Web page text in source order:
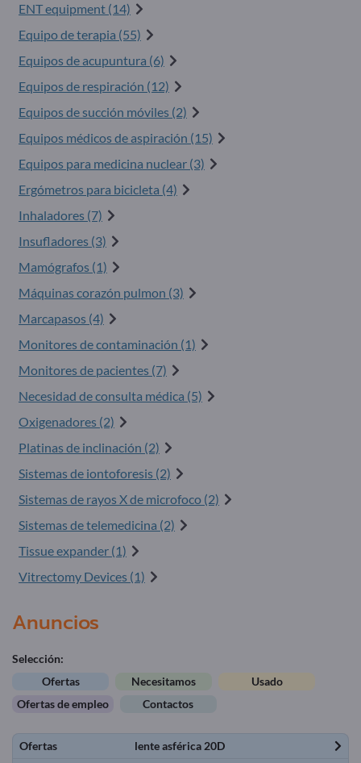
ENT equipment (14)
Equipo de terapia (55)
Equipos de acupuntura (6)
Equipos de respiración (12)
Equipos de succión móviles (2)
Equipos médicos de aspiración (15)
Equipos para medicina nuclear (3)
Ergómetros para bicicleta (4)
Inhaladores (7)
Insufladores (3)
Mamógrafos (1)
Máquinas corazón pulmon (3)
Marcapasos (4)
Monitores de contaminación (1)
Monitores de pacientes (7)
Necesidad de consulta médica (5)
Oxigenadores (2)
Platinas de inclinación (2)
Sistemas de iontoforesis (2)
Sistemas de rayos X de microfoco (2)
Sistemas de telemedicina (2)
Tissue expander (1)
Vitrectomy Devices (1)
Anuncios
Selección:
Ofertas
Necesitamos
Usado
Ofertas de empleo
Contactos
Ofertas
lente asférica 20D